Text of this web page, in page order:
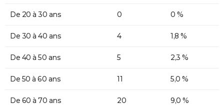
De 20 à 30 ans 0 0 %
De 30 à 40 ans 4 1,8 %
De 40 à 50 ans 5 2,3 %
De 50 à 60 ans 11 5,0 %
De 60 à 70 ans 20 9,0 %